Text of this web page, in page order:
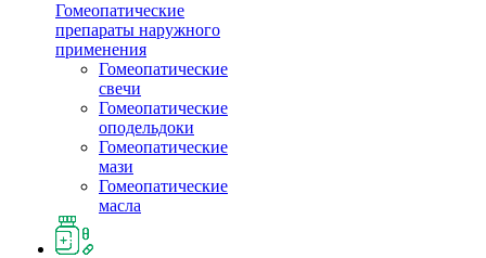
Гомеопатические
препараты наружного
применения
Гомеопатические
свечи
Гомеопатические
оподельдоки
Гомеопатические
мази
Гомеопатические
масла